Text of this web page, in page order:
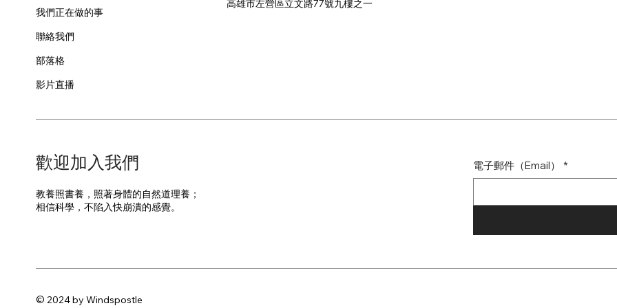
我們正在做的事
聯絡我們
部落格
影片直播
​高雄市左營區立文路77號九樓之一
​歡迎加入我們
教養照書養，照著身體的自然道理養；
​相信科學，不陷入快崩潰的感覺。
電子郵件（Email） *
© 2024 by Windspostle